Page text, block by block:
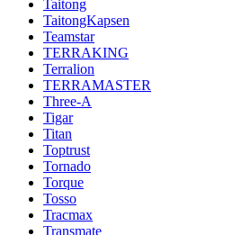
Taitong
TaitongKapsen
Teamstar
TERRAKING
Terralion
TERRAMASTER
Three-A
Tigar
Titan
Toptrust
Tornado
Torque
Tosso
Tracmax
Transmate